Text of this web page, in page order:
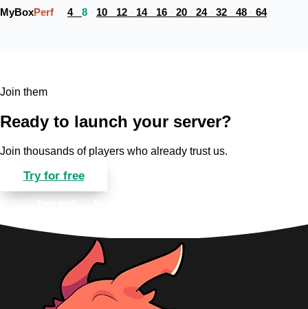
MyBoxPerf 4 8 10 12 14 16 20 24 32 48 64
Join them
Ready to launch your server?
Join thousands of players who already trust us.
Try for free